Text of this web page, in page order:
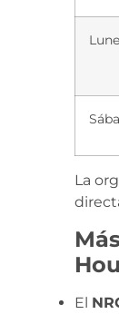
La
El